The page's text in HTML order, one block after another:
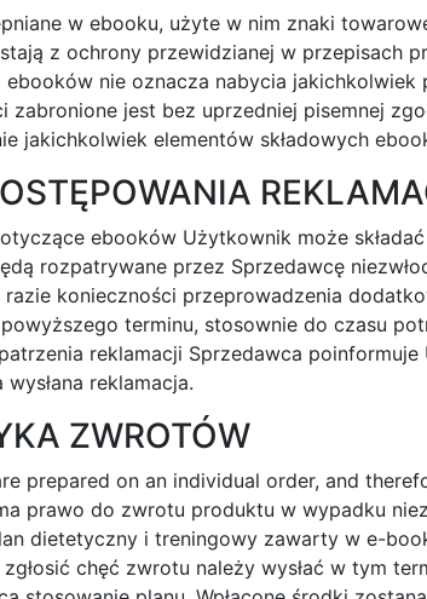
w ebooku, użyte w nim znaki
z ochrony przewidzianej w przepisach
ebooków nie oznacza nabycia
zabronione jest bez uprzedniej pisemnej
jakichkolwiek elementów składowych
ebooków Użytkownik może
rozpatrywane przez Sprzedawcę
razie konieczności przeprowadzenia
powyższego terminu, stosownie do czasu
reklamacji Sprzedawca
wysłana reklamacja.
ZWROTÓW
prepared on an individual order, and
prawo do zwrotu produktu w wypadku
dietetyczny i treningowy zawarty w e-
chęć zwrotu należy wysłać w tym